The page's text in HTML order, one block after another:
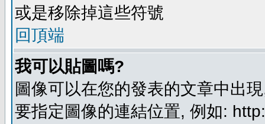
或是移除掉這些符號
回頂端
我可以貼圖嗎?
圖像可以在您的發表的文章中出
要指定圖像的連結位置, 例如: